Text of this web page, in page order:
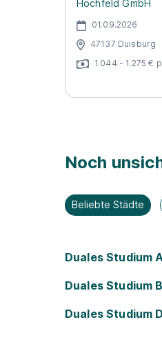
Hochfeld GmbH
01.09.2026
47137 Duisburg
1.044 - 1.275 €
Noch
Beliebte Städte
Duales Studium
Duales Studium
Duales Studium